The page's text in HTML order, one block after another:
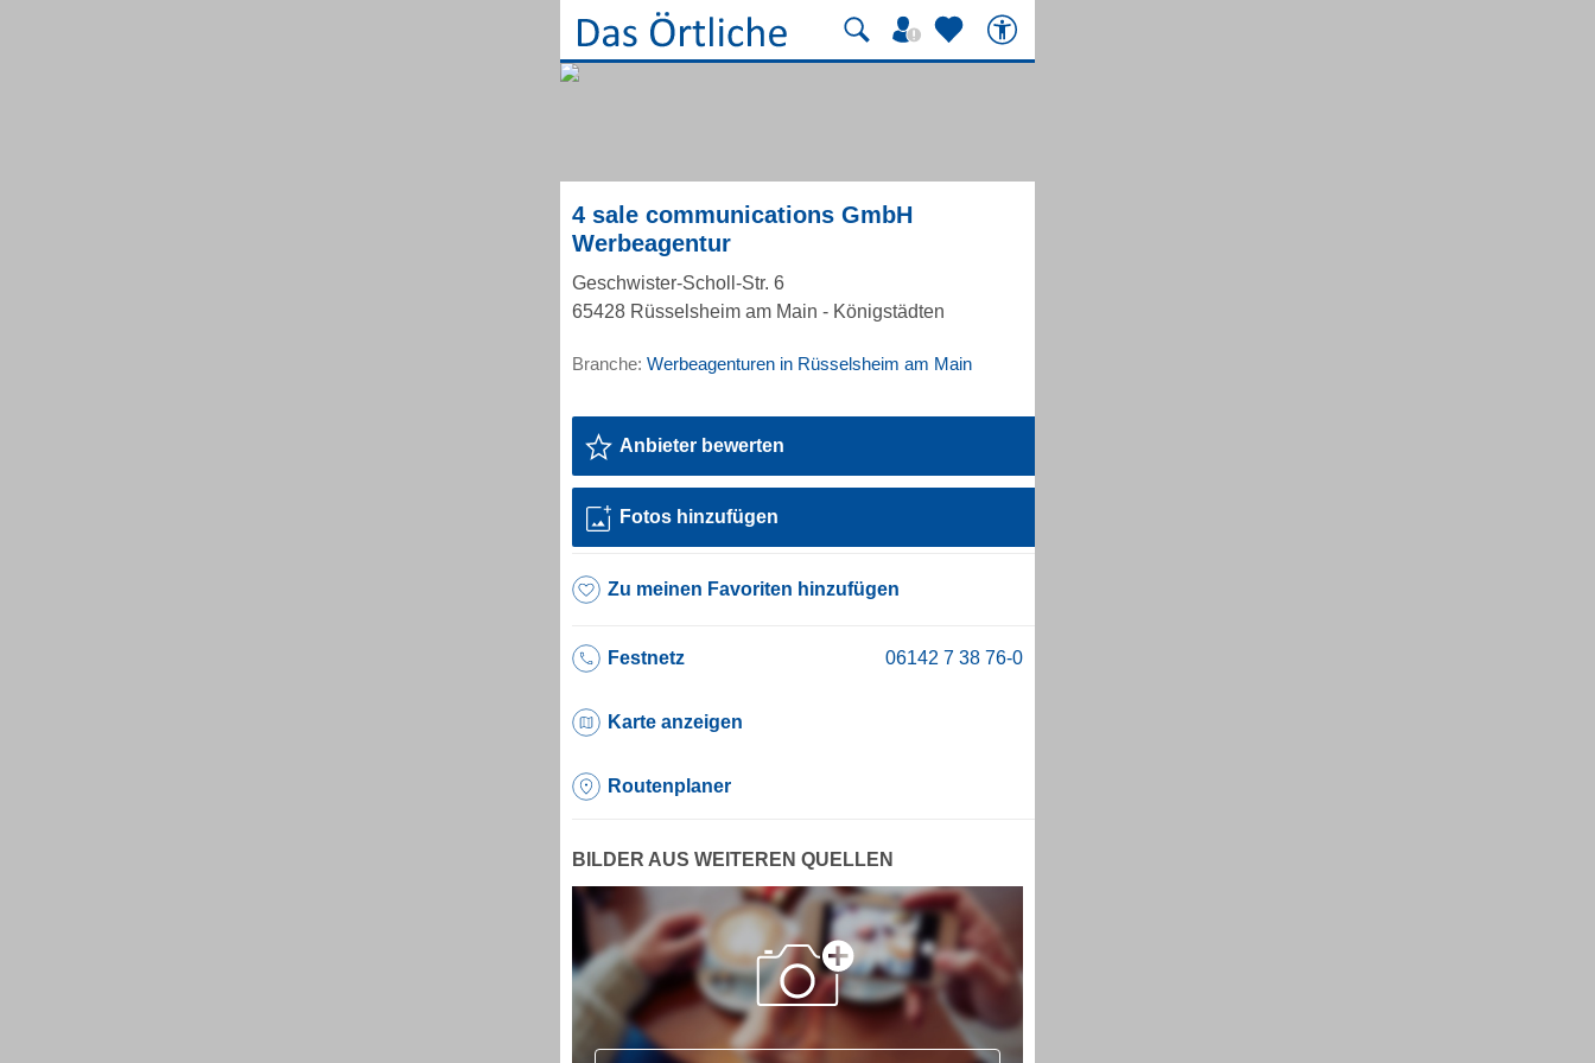
4 sale communications GmbH
Werbeagentur
Geschwister-Scholl-Str. 6
65428 Rüsselsheim am Main - Königstädten
Branche: Werbeagenturen in Rüsselsheim am Main
Anbieter bewerten
Fotos hinzufügen
Zu meinen Favoriten hinzufügen
Festnetz
Karte anzeigen
Routenplaner
BILDER AUS WEITEREN QUELLEN